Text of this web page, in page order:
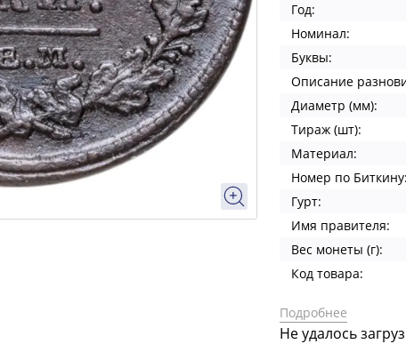
Год:
Номинал:
Буквы:
Описание
Диаметр (мм):
Тираж (шт):
Материал:
Номер по Биткину:
Гурт:
Имя правителя:
Вес монеты (г):
Код товара:
Подробнее
Не удалось